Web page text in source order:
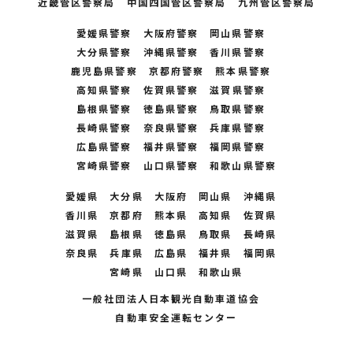
愛媛県警察 大阪府警察 岡山県警察
大分県警察 沖縄県警察 香川県警察
鹿児島県警察 京都府警察 熊本県警察
高知県警察 佐賀県警察 滋賀県警察
島根県警察 徳島県警察 鳥取県警察
長崎県警察 奈良県警察 兵庫県警察
広島県警察 福井県警察福岡県警察
宮崎県警察 山口県警察 和歌山県警察
愛媛県 大分県 大阪府 岡山県 沖縄県
香川県 京都府 熊本県 高知県 佐賀県
滋賀県 島根県 徳島県 鳥取県 長崎県
奈良県 兵庫県 広島県 福井県 福岡県
宮崎県 山口県 和歌山県
一般社団法人日本観光自動車道協会
自動車安全運転センター